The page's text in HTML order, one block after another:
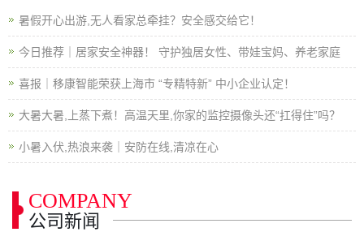
暑假开心出游,无人看家总牵挂？安全感交给它！
今日推荐｜居家安全神器！ 守护独居女性、带娃宝妈、养老家庭
喜报｜移康智能荣获上海市 “专精特新” 中小企业认定！
大暑大暑,上蒸下煮！高温天里,你家的监控摄像头还“扛得住”吗？
小暑入伏,热浪来袭｜安防在线,清凉在心
COMPANY
公司新闻